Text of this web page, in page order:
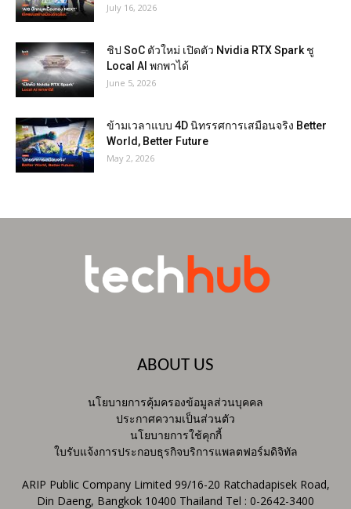
July 16, 2026
ชิป SoC ตัวใหม่ เปิดตัว Nvidia RTX Spark ชู
Local AI พกพาได้
June 5, 2026
ข้ามเวลาแบบ 4D นิทรรศการเสมือนจริง Better
World, Better Future
May 2, 2026
ABOUT US
นโยบายการคุ้มครองข้อมูลส่วนบุคคล
ประกาศความเป็นส่วนตัว
นโยบายการใช้คุกกี้
ใบรับแจ้งการประกอบธุรกิจบริการแพลตฟอร์มดิจิทัล
ARIP Public Company Limited 99/16-20 Ratchadapisek Road,
Din Daeng, Bangkok 10400 Thailand Tel : 0-2642-3400